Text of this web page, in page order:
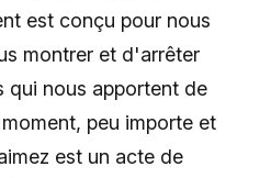
est conçu pour nous
montrer et d'arrêter
qui nous apportent de
peu importe et
est un acte de